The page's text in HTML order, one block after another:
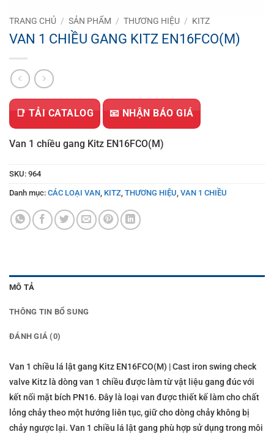
TRANG CHỦ / SẢN PHẨM / THƯƠNG HIỆU / KITZ
VAN 1 CHIỀU GANG KITZ EN16FCO(M)
📑 TẢI CATALOG 📧 NHẬN BÁO GIÁ
Van 1 chiều gang Kitz EN16FCO(M)
SKU: 964
Danh mục: CÁC LOẠI VAN KITZ THƯƠNG HIỆU VAN 1 CHIỀU
MÔ TẢ
THÔNG TIN BỔ SUNG
ĐÁNH GIÁ (0)
Van 1 chiều lá lật gang Kitz EN16FCO(M) | Cast iron swing check
valve Kitz là dòng van 1 chiều được làm từ vật liệu gang đúc với
kết nối mặt bích PN16. Đây là loại van được thiết kế làm cho chất
lỏng chảy theo một hướng liên tục, giữ cho dòng chảy không bị
chảy ngược lại. Van 1 chiều lá lật gang phù hợp sử dụng trong môi